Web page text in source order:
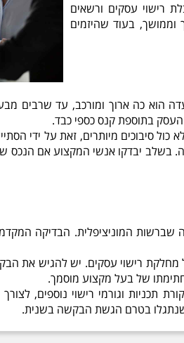
רישוי עסקים ורשאים
בעוד שהיזמים
הוא כה ארוך ומורכב, עד שרבים
בתוספת קנס כספי כבד.
סיבוכים מיותרים, זאת על ידי
יבדקו אנשי המקצוע אם הנכס
המוניציפלית. הבדיקה
רישוי עסקים. יש להגיש את
של בעל מקצוע מוסמך.
וגורמי רישוי נוספים,
שנתגלו בטרם הגשת הבקשה בשנית.